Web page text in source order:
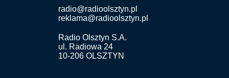
radio@radioolsztyn.pl
reklama@radioolsztyn.pl
Radio Olsztyn S.A.
ul. Radiowa 24
10-206 OLSZTYN